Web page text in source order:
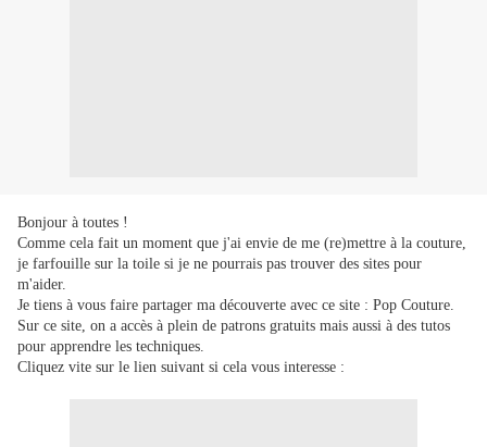
Bonjour à toutes !
Comme cela fait un moment que j'ai envie de me (re)mettre à la couture,
je farfouille sur la toile si je ne pourrais pas trouver des sites pour
m'aider.
Je tiens à vous faire partager ma découverte avec ce site : Pop Couture.
Sur ce site, on a accès à plein de patrons gratuits mais aussi à des tutos
pour apprendre les techniques.
Cliquez vite sur le lien suivant si cela vous interesse :